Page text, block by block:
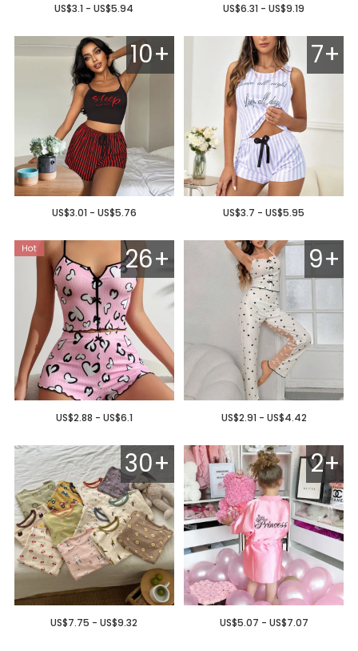
US$6.31 - US$9.19
US$3.1 - US$5.94
7+
US$3.7 - US$5.95
10+
US$3.01 - US$5.76
9+
US$2.91 - US$4.42
26+
US$2.88 - US$6.1
2+
US$5.07 - US$7.07
30+
US$7.75 - US$9.32